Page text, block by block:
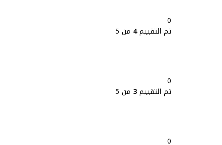
0
تم التقييم4 من 5
0
تم التقييم3 من 5
0